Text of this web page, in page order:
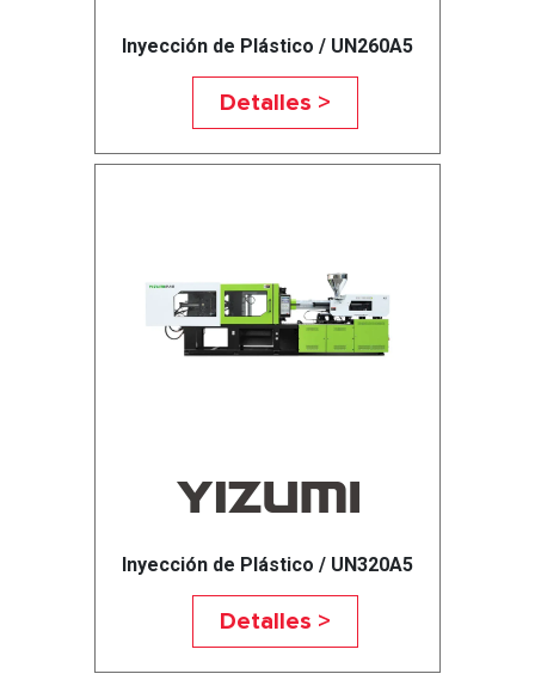
Inyección de Plástico / UN260A5
Detalles >
Inyección de Plástico / UN320A5
Detalles >